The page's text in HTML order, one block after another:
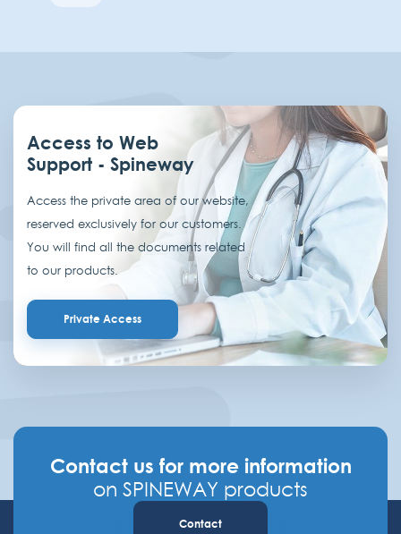
Access to Web
Support - Spineway
Access the private area of our website,
reserved exclusively for our customers.
You will find all the documents related
to our products.
Private Access
Contact us for more information
on SPINEWAY products
Contact